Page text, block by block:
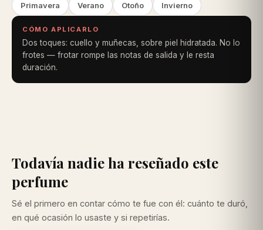
Primavera Verano Otoño Invierno
CÓMO APLICARLO
Dos toques: cuello y muñecas, sobre piel hidratada. No lo
frotes — frotar rompe las notas de salida y le resta
duración.
Todavía nadie ha reseñado este
perfume
Sé el primero en contar cómo te fue con él: cuánto te duró,
en qué ocasión lo usaste y si repetirías.